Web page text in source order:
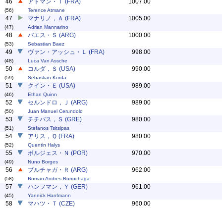
46
(56)
アトマン・Ｔ (FRA)
Terence Atmane
1007.00
47
(47)
マナリノ，Ａ (FRA)
Adrian Mannarino
1005.00
48
(53)
バエス・Ｓ (ARG)
Sebastian Baez
1000.00
49
(48)
ヴァン・アッシュ・Ｌ (FRA)
Luca Van Assche
998.00
50
(59)
コルダ，Ｓ (USA)
Sebastian Korda
990.00
51
(46)
クイン・Ｅ (USA)
Ethan Quinn
989.00
52
(50)
セルンドロ，Ｊ (ARG)
Juan Manuel Cerundolo
989.00
53
(51)
チチパス，Ｓ (GRE)
Stefanos Tsitsipas
980.00
54
(52)
アリス，Ｑ (FRA)
Quentin Halys
980.00
55
(49)
ボルジェス・Ｎ (POR)
Nuno Borges
970.00
56
(58)
ブルチャガ・Ｒ (ARG)
Roman Andres Burruchaga
962.00
57
(45)
ハンフマン，Ｙ (GER)
Yannick Hanfmann
961.00
58 マハツ・Ｔ (CZE) 960.00